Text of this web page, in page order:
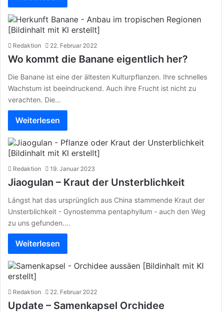
Redaktion 22. Februar 2022
Wo kommt die Banane eigentlich her?
Die Banane ist eine der ältesten Kulturpflanzen. Ihre schnelles
Wachstum ist beeindruckend. Auch ihre Frucht ist nicht zu
verachten. Die…
Weiterlesen
Redaktion 19. Januar 2023
Jiaogulan – Kraut der Unsterblichkeit
Längst hat das ursprünglich aus China stammende Kraut der
Unsterblichkeit - Gynostemma pentaphyllum - auch den Weg
zu uns gefunden.…
Weiterlesen
Redaktion 22. Februar 2022
Update – Samenkapsel Orchidee